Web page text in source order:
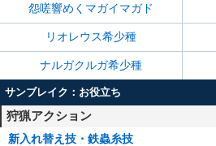
怨嗟響めくマガイマガド
リオレウス希少種
ナルガクルガ希少種
サンブレイク：お役立ち
狩猟アクション
新入れ替え技・鉄蟲糸技